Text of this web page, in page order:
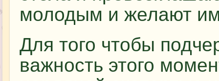
молодым и желают им
Для того чтобы
важность этого